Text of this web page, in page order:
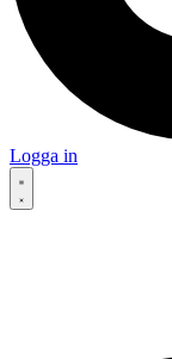
Logga in